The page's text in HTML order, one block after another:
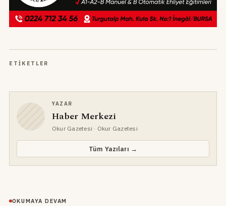
ETIKETLER
YAZAR
Haber Merkezi
Okur Gazetesi · Okur Gazetesi
Tüm Yazıları →
OKUMAYA DEVAM